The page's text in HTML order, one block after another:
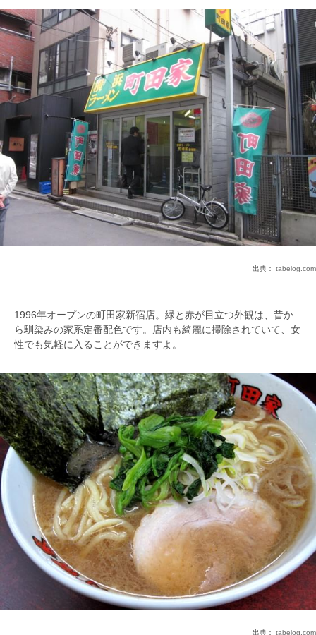
出典： tabelog.com
1996年オープンの町田家新宿店。緑と赤が目立つ外観は、昔か
ら馴染みの家系定番配色です。店内も綺麗に掃除されていて、女
性でも気軽に入ることができますよ。
出典： tabelog.com